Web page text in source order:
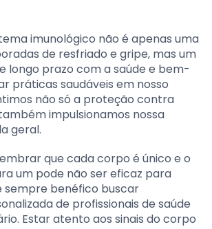
imunológico não é apenas uma
de resfriado e gripe, mas um
longo prazo com a saúde e bem-
práticas saudáveis em nosso
não só a proteção contra
impulsionamos nossa
geral.
que cada corpo é único e o
um pode não ser eficaz para
sempre benéfico buscar
de profissionais de saúde
Estar atento aos sinais do corpo